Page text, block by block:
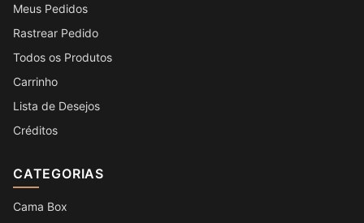
Meus Pedidos
Rastrear Pedido
Todos os Produtos
Carrinho
Lista de Desejos
Créditos
CATEGORIAS
Cama Box